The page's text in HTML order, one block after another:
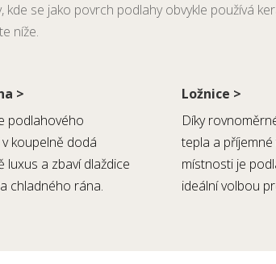
kde se jako povrch podlahy obvykle používá
níže.
>
podlahového
koupelně dodá
luxus a zbaví dlaždice
chladného rána.
Ložnice >
Díky
tepla a
místnosti je
ideální volbou